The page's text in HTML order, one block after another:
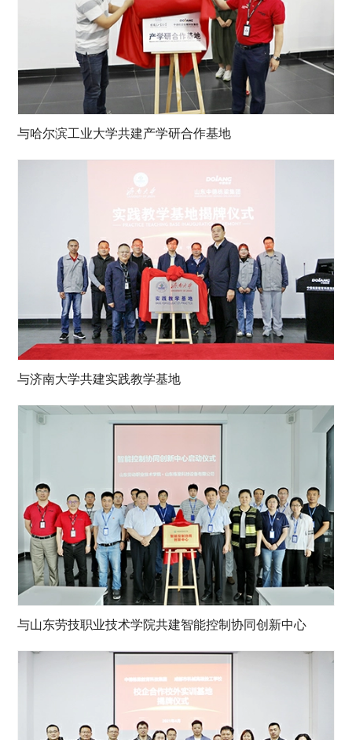
与哈尔滨工业大学共建产学研合作基地
与济南大学共建实践教学基地
与山东劳技职业技术学院共建智能控制协同创新中心